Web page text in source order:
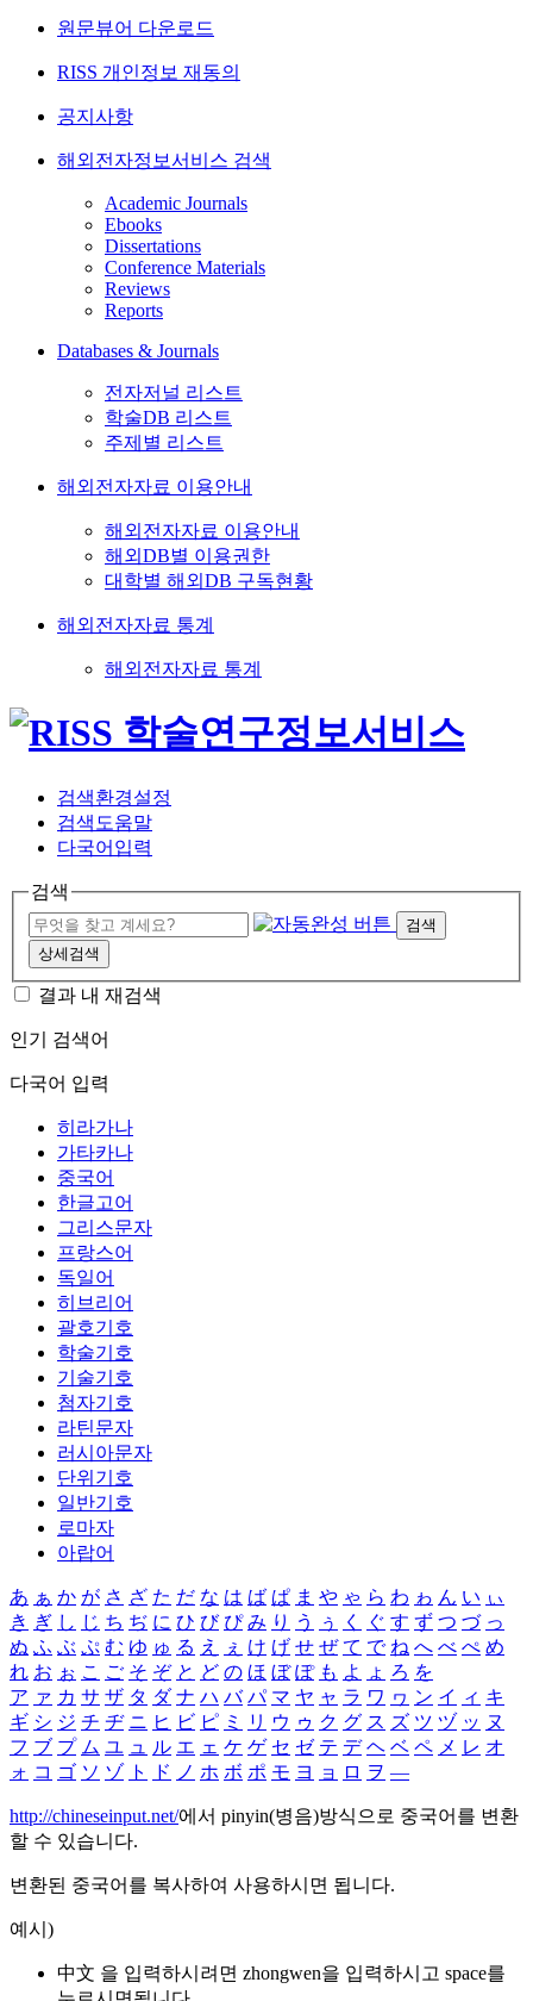
원문뷰어 다운로드
RISS 개인정보 재동의
공지사항
해외전자정보서비스 검색
Academic Journals
Ebooks
Dissertations
Conference Materials
Reviews
Reports
Databases & Journals
전자저널 리스트
학술DB 리스트
주제별 리스트
해외전자자료 이용안내
해외전자자료 이용안내
해외DB별 이용권한
대학별 해외DB 구독현황
해외전자자료 통계
해외전자자료 통계
검색환경설정
검색도움말
다국어입력
검색
검색
상세검색
결과 내 재검색
인기 검색어
다국어 입력
히라가나
가타카나
중국어
한글고어
그리스문자
프랑스어
독일어
히브리어
괄호기호
학술기호
기술기호
첨자기호
라틴문자
러시아문자
단위기호
일반기호
로마자
아랍어
あ ぁ か が さ ざ た だ な は ば ぱ ま や ゃ ら わ ゎ ん い ぃ
き ぎ し じ ち ぢ に ひ び ぴ み り う ぅ く ぐ す ず つ づ っ
ぬ ふ ぶ ぷ む ゆ ゅ る え ぇ け げ せ ぜ て で ね へ べ ぺ め
れ お ぉ こ ご そ ぞ と ど の ほ ぼ ぽ も よ ょ ろ を
ア ァ カ サ ザ タ ダ ナ ハ バ パ マ ヤ ャ ラ ワ ヮ ン イ ィ キ
ギ シ ジ チ ヂ ニ ヒ ビ ピ ミ リ ウ ゥ ク グ ス ズ ツ ヅ ッ ヌ
フ ブ プ ム ユ ュ ル エ ェ ケ ゲ セ ゼ テ デ ヘ ベ ペ メ レ オ
ォ コ ゴ ソ ゾ ト ド ノ ホ ボ ポ モ ヨ ョ ロ ヲ ―
http://chineseinput.net/에서 pinyin(병음)방식으로 중국어를 변환
할 수 있습니다.
변환된 중국어를 복사하여 사용하시면 됩니다.
예시)
中文 을 입력하시려면 zhongwen을 입력하시고 space를